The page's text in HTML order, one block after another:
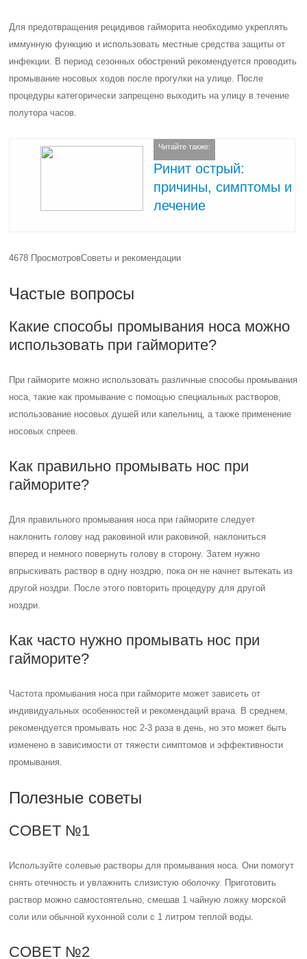
Для предотвращения рецидивов гайморита необходимо укреплять
иммунную функцию и использовать местные средства защиты от
инфекции. В период сезонных обострений рекомендуется проводить
промывание носовых ходов после прогулки на улице. После
процедуры категорически запрещено выходить на улицу в течение
полутора часов.
Читайте также:
Ринит острый:
причины, симптомы и
лечение
4678 ПросмотровСоветы и рекомендации
Частые вопросы
Какие способы промывания носа можно
использовать при гайморите?
При гайморите можно использовать различные способы промывания
носа, такие как промывание с помощью специальных растворов,
использование носовых душей или капельниц, а также применение
носовых спреев.
Как правильно промывать нос при
гайморите?
Для правильного промывания носа при гайморите следует
наклонить голову над раковиной или раковиной, наклониться
вперед и немного повернуть голову в сторону. Затем нужно
впрыскивать раствор в одну ноздрю, пока он не начнет вытекать из
другой ноздри. После этого повторить процедуру для другой
ноздри.
Как часто нужно промывать нос при
гайморите?
Частота промывания носа при гайморите может зависеть от
индивидуальных особенностей и рекомендаций врача. В среднем,
рекомендуется промывать нос 2-3 раза в день, но это может быть
изменено в зависимости от тяжести симптомов и эффективности
промывания.
Полезные советы
СОВЕТ №1
Используйте солевые растворы для промывания носа. Они помогут
снять отечность и увлажнить слизистую оболочку. Приготовить
раствор можно самостоятельно, смешав 1 чайную ложку морской
соли или обычной кухонной соли с 1 литром теплой воды.
СОВЕТ №2